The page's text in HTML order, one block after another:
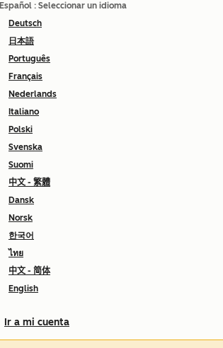
Español : Seleccionar un idioma
Deutsch
日本語
Português
Français
Nederlands
Italiano
Polski
Svenska
Suomi
中文 - 繁體
Dansk
Norsk
한국어
ไทย
中文 - 简体
English
Ir a mi cuenta